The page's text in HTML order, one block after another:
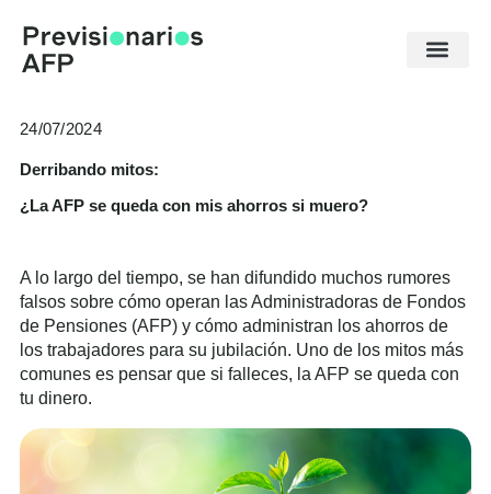
contenido
24/07/2024
Derribando mitos:
¿La AFP se queda con mis ahorros si muero?
A lo largo del tiempo, se han difundido muchos rumores
falsos sobre cómo operan las Administradoras de Fondos
de Pensiones (AFP) y cómo administran los ahorros de
los trabajadores para su jubilación. Uno de los mitos más
comunes es pensar que si falleces, la AFP se queda con
tu dinero.